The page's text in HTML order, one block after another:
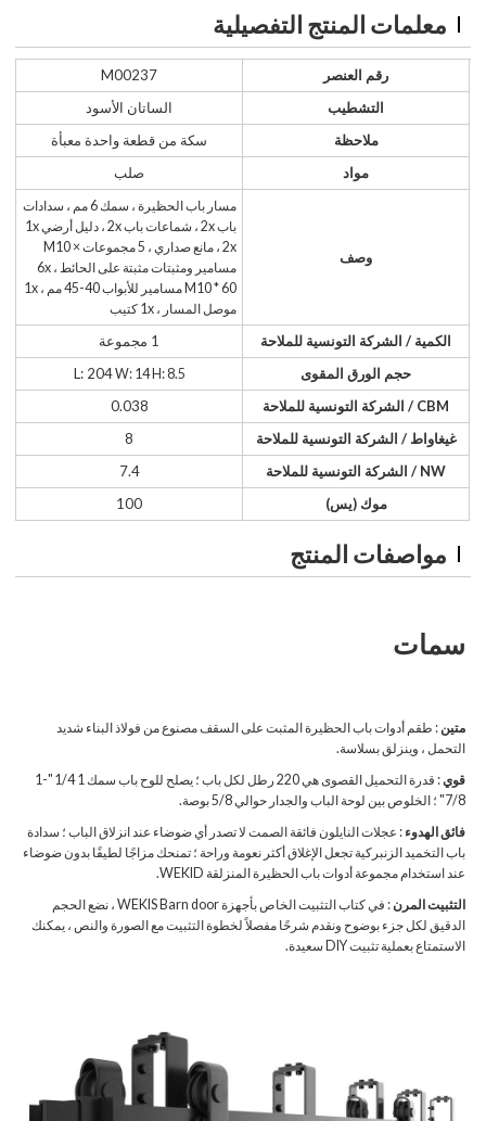
معلمات المنتج التفصيلية
رقم العنصر
M00237
التشطيب
الساتان الأسود
ملاحظة
سكة من قطعة واحدة معبأة
مواد
صلب
وصف
مسار باب الحظيرة ، سمك 6 مم ، سدادات
باب 2x ، شماعات باب 2x ، دليل أرضي 1x
، 2x مانع صداري ، 5 مجموعات × M10
مسامير ومثبتات مثبتة على الحائط ، 6x
M10 * 60 مسامير للأبواب 40-45 مم ، 1x
موصل المسار ، 1x كتيب
الكمية / الشركة التونسية للملاحة
1 مجموعة
حجم الورق المقوى
L: 204W: 14 H: 8.5
CBM / الشركة التونسية للملاحة
0.038
غيغاواط / الشركة التونسية للملاحة
8
NW / الشركة التونسية للملاحة
7.4
موك (يس)
100
مواصفات المنتج
سمات
متين : طقم أدوات باب الحظيرة المثبت على السقف مصنوع من فولاذ البناء شديد
التحمل ، وينزلق بسلاسة.
قوي
: قدرة التحميل القصوى هي 220 رطل لكل باب ؛ يصلح للوح باب سمك 1 1/4 "-1
7/8" ؛ الخلوص بين لوحة الباب والجدار حوالي 5/8 بوصة.
فائق الهدوء : عجلات النايلون فائقة الصمت لا تصدر أي ضوضاء عند انزلاق الباب ؛ سدادة
باب التخميد الزنبركية تجعل الإغلاق أكثر نعومة وراحة ؛ تمنحك مزاجًا لطيفًا بدون ضوضاء
عند استخدام مجموعة أدوات باب الحظيرة المنزلقة WEKID.
التثبيت المرن
: في كتاب التثبيت الخاص بأجهزة WEKIS Barn door ، نضع الحجم
الدقيق لكل جزء بوضوح ونقدم شرحًا مفصلاً لخطوة التثبيت مع الصورة والنص ، يمكنك
الاستمتاع بعملية تثبيت DIY سعيدة.